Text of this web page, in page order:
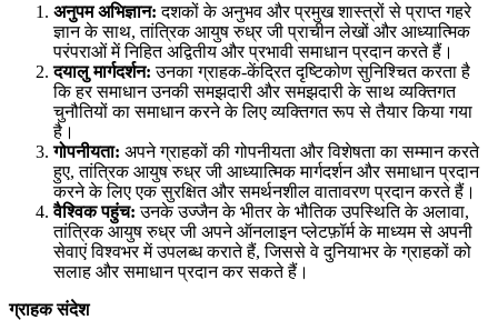
अनुपम अभिज्ञान: दशकों के अनुभव और प्रमुख शास्त्रों से प्राप्त गहरे
ज्ञान के साथ, तांत्रिक आयुष रुध्र जी प्राचीन लेखों और आध्यात्मिक
परंपराओं में निहित अद्वितीय और प्रभावी समाधान प्रदान करते हैं।
दयालु मार्गदर्शन: उनका ग्राहक-केंद्रित दृष्टिकोण सुनिश्चित करता है
कि हर समाधान उनकी समझदारी और समझदारी के साथ व्यक्तिगत
चुनौतियों का समाधान करने के लिए व्यक्तिगत रूप से तैयार किया गया
है।
गोपनीयता: अपने ग्राहकों की गोपनीयता और विशेषता का सम्मान करते
हुए, तांत्रिक आयुष रुध्र जी आध्यात्मिक मार्गदर्शन और समाधान प्रदान
करने के लिए एक सुरक्षित और समर्थनशील वातावरण प्रदान करते हैं।
वैश्विक पहुंच: उनके उज्जैन के भीतर के भौतिक उपस्थिति के अलावा,
तांत्रिक आयुष रुध्र जी अपने ऑनलाइन प्लेटफ़ॉर्म के माध्यम से अपनी
सेवाएं विश्वभर में उपलब्ध कराते हैं, जिससे वे दुनियाभर के ग्राहकों को
सलाह और समाधान प्रदान कर सकते हैं।
ग्राहक संदेश